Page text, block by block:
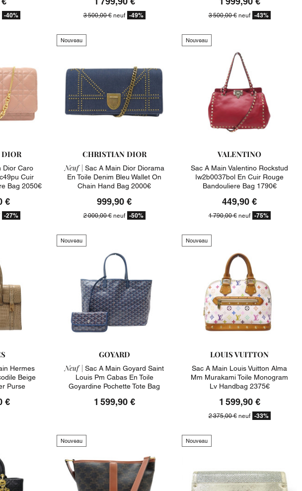
-40% 3 500,00 €neuf -49% 3 500,00 €neuf -43%
Dior Caro
Cuir
Bag 2050€
€
-27%
Nouveau
CHRISTIAN DIOR
Neuf | Sac A Main Dior Diorama
En Toile Denim Bleu Wallet On
Chain Hand Bag 2000€
999,90 €
2 000,00 €neuf -50%
Nouveau
VALENTINO
Sac A Main Valentino Rockstud
Iw2b0037bol En Cuir Rouge
Bandouliere Bag 1790€
449,90 €
1 790,00 €neuf -75%
Hermes
Beige
Purse
€
Nouveau
GOYARD
Neuf | Sac A Main Goyard Saint
Louis Pm Cabas En Toile
Goyardine Pochette Tote Bag
1 599,90 €
Nouveau
LOUIS VUITTON
Sac A Main Louis Vuitton Alma
Mm Murakami Toile Monogram
Lv Handbag 2375€
1 599,90 €
2 375,00 €neuf -33%
Nouveau Nouveau